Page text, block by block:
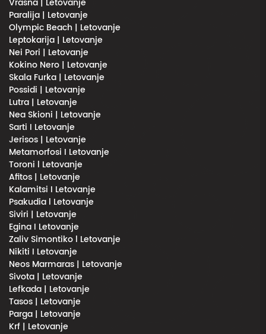
Paralija | Letovanje
Olympic Beach | Letovanje
Leptokarija | Letovanje
Nei Pori | Letovanje
Kokino Nero | Letovanje
Skala Furka | Letovanje
Possidi | Letovanje
Lutra | Letovanje
Nea Skioni | Letovanje
Sarti I Letovanje
Jerisos | Letovanje
Metamorfosi I Letovanje
Toroni l Letovanje
Afitos | Letovanje
Kalamitsi I Letovanje
Psakudia l Letovanje
Siviri | Letovanje
Egina I Letovanje
Zaliv Simontiko l Letovanje
Nikiti I Letovanje
Neos Marmaras | Letovanje
Sivota | Letovanje
Lefkada | Letovanje
Tasos | Letovanje
Parga | Letovanje
Krf | Letovanje